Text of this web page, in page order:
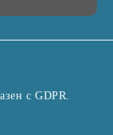
с GDPR.